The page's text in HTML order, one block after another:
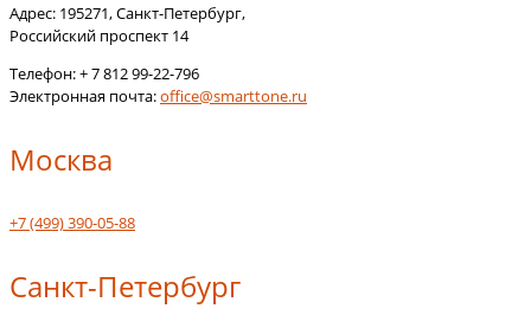
Адрес: 195271,Санкт-Петербург,
Российский проспект 14
Телефон:+ 7 812 99-22-796
Электронная почта:office@smarttone.ru
Москва
+7 (499) 390-05-88
Санкт-Петербург